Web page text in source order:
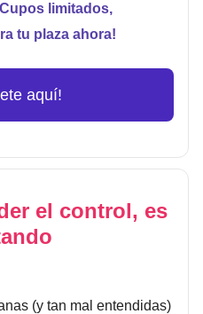
limitados,
tu plaza ahora!
aquí!
el control, es
(y tan mal entendidas)